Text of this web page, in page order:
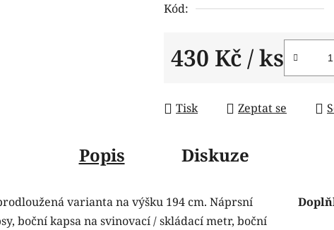
Kód:
430 Kč / ks
Tisk Zeptat se
Popis Diskuze
varianta na výšku 194 cm. Náprsní
boční kapsa na svinovací / skládací metr, boční